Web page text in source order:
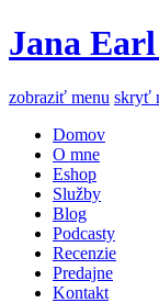
Jana
zobraziť menu skryť
Domov
O mne
Eshop
Služby
Blog
Podcasty
Recenzie
Predajne
Kontakt